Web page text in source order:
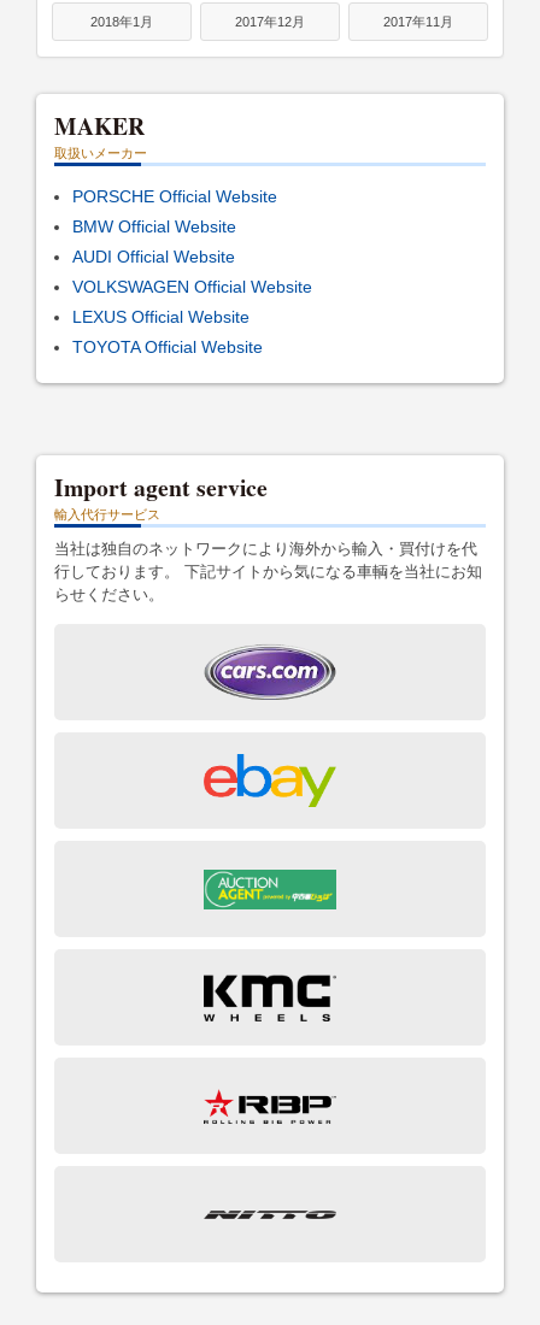
2018年1月 2017年12月 2017年11月
MAKER
取扱いメーカー
PORSCHE Official Website
BMW Official Website
AUDI Official Website
VOLKSWAGEN Official Website
LEXUS Official Website
TOYOTA Official Website
Import agent service
輸入代行サービス
当社は独自のネットワークにより海外から輸入・買付けを代
行しております。 下記サイトから気になる車輌を当社にお知
らせください。